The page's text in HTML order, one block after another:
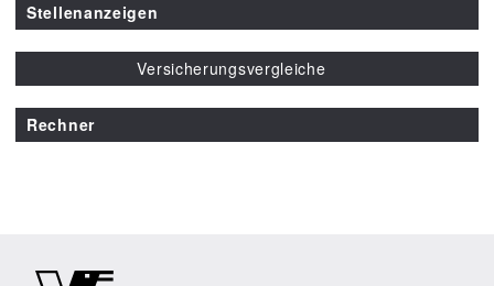
Stellenanzeigen
Versicherungsvergleiche
Rechner